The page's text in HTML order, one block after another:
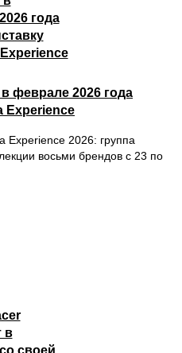
феврале 2026 года
Experience
Experience 2026: группа
восьми брендов с 23 по